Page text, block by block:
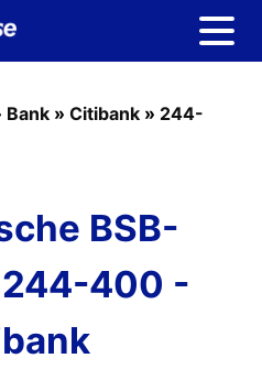
Bank » Citibank » 244-
BSB-
244-400 -